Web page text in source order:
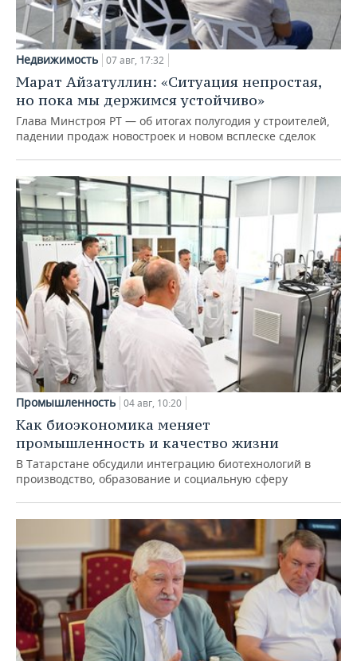
Недвижимость 07 авг, 17:32
Марат Айзатуллин: «Ситуация непростая,
но пока мы держимся устойчиво»
Глава Минстроя РТ — об итогах полугодия у строителей,
падении продаж новостроек и новом всплеске сделок
Промышленность 04 авг, 10:20
Как биоэкономика меняет
промышленность и качество жизни
В Татарстане обсудили интеграцию биотехнологий в
производство, образование и социальную сферу